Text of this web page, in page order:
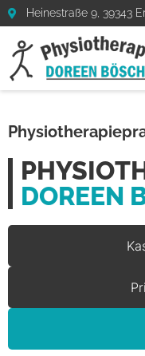
Heinestraße 9, 39343
DOREEN